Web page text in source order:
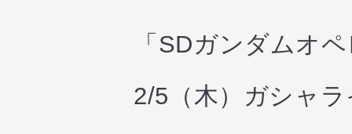
「SDガンダムオ
2/5（木）ガシャ